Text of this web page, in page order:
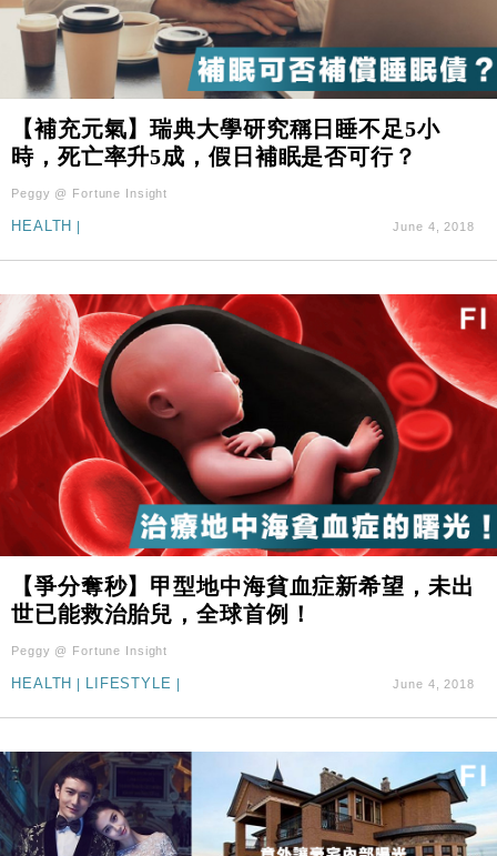
【補充元氣】瑞典大學研究稱日睡不足5小
時，死亡率升5成，假日補眠是否可行？
Peggy @ Fortune Insight
HEALTH June 4, 2018
【爭分奪秒】甲型地中海貧血症新希望，未出
世已能救治胎兒，全球首例！
Peggy @ Fortune Insight
HEALTH | LIFESTYLE | June 4, 2018